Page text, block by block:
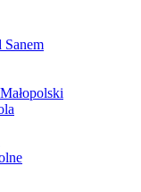
Sanem